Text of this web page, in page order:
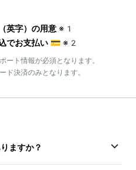
英字）の用意 ※1
でお支払い 💳 ※2
ト情報が必須となります。
決済のみとなります。
ますか？